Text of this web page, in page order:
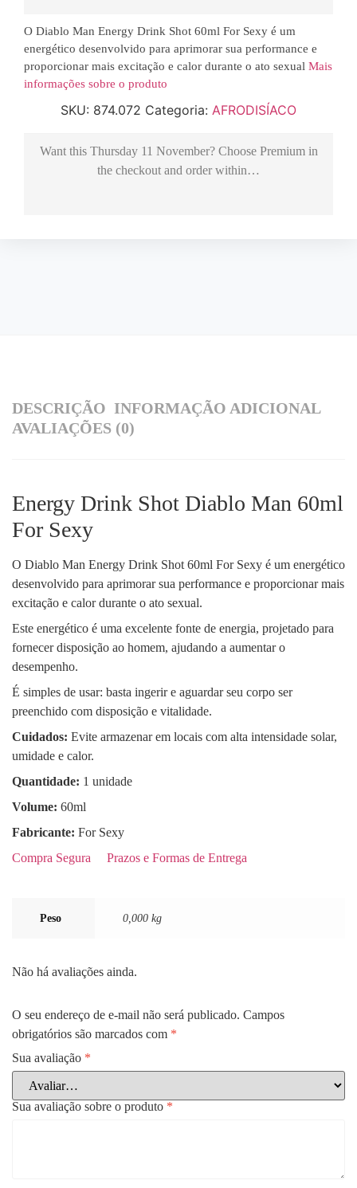
O Diablo Man Energy Drink Shot 60ml For Sexy é um
energético desenvolvido para aprimorar sua performance e
proporcionar mais excitação e calor durante o ato sexual Mais
informações sobre o produto
SKU: 874.072 Categoria: AFRODISÍACO
Want this Thursday 11 November? Choose Premiumin
the checkout and order within…
DESCRIÇÃO INFORMAÇÃO ADICIONAL
AVALIAÇÕES (0)
Energy Drink Shot Diablo Man 60ml
For Sexy
O Diablo Man Energy Drink Shot 60ml For Sexy é um energético
desenvolvido para aprimorar sua performance e proporcionar mais
excitação e calor durante o ato sexual.
Este energético é uma excelente fonte de energia, projetado para
fornecer disposição ao homem, ajudando a aumentar o
desempenho.
É simples de usar: basta ingerir e aguardar seu corpo ser
preenchido com disposição e vitalidade.
Cuidados: Evite armazenar em locais com alta intensidade solar,
umidade e calor.
Quantidade: 1 unidade
Volume: 60ml
Fabricante: For Sexy
Compra Segura
Prazos e Formas de Entrega
Peso 0,000 kg
Não há avaliações ainda.
O seu endereço de e-mail não será publicado. Campos
obrigatórios são marcados com *
Sua avaliação *
Sua avaliação sobre o produto *